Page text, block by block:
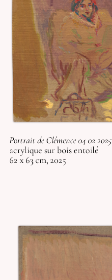
Portrait de Clémence 04 02 2025
acrylique sur bois entoilé
62 x 63 cm, 2025